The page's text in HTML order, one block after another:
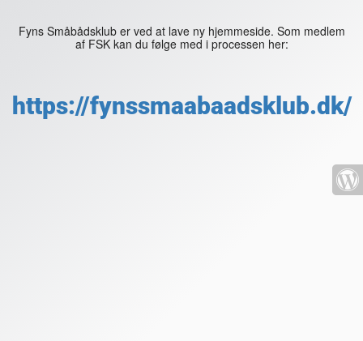
Fyns Småbådsklub er ved at lave ny hjemmeside. Som medlem
af FSK kan du følge med i processen her:
https://fynssmaabaadsklub.dk/